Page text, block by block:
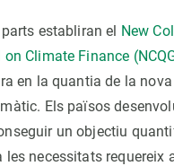
establiran el New
Climate Finance
en la quantia de la
Els països
un objectiu
les necessitats requereix